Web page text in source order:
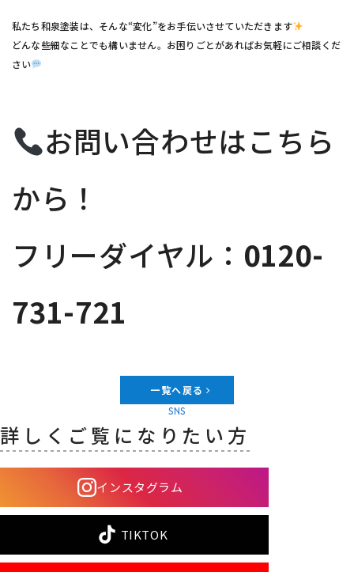
私たち和泉塗装は、そんな“変化”をお手伝いさせていただきます
どんな些細なことでも構いません。お困りごとがあればお気軽にご相談くだ
さい
お問い合わせはこちら
から！
フリーダイヤル： 0120-
731-721
一覧へ戻る
SNS
詳しくご覧になりたい方
インスタグラム
TIKTOK